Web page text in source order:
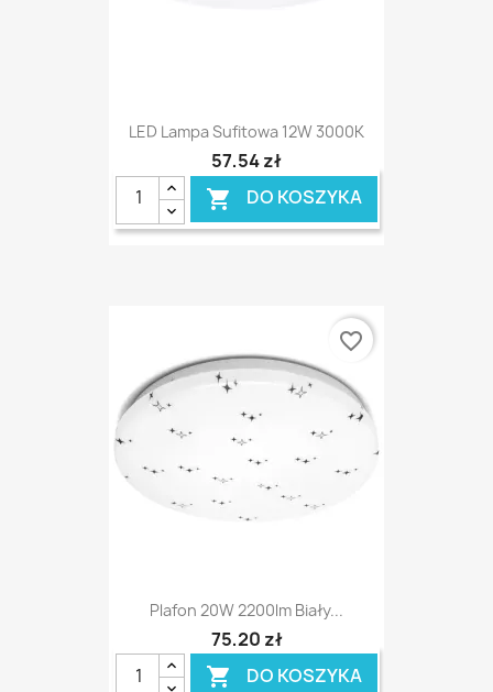
LED Lampa Sufitowa 12W 3000K
57,54 zł
 DO KOSZYKA
Plafon 20W 2200lm Biały...
75,20 zł
 DO KOSZYKA
favorite_border